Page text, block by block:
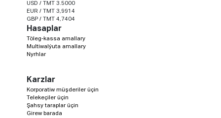
USD / TMT 3.5000
EUR / TMT 3,9914
GBP / TMT 4,7404
Hasaplar
Töleg-kassa amallary
Multiwalýuta amallary
Nyrhlar
Karzlar
Korporatiw müşderiler üçin
Telekeçiler üçin
Şahsy taraplar üçin
Girew barada